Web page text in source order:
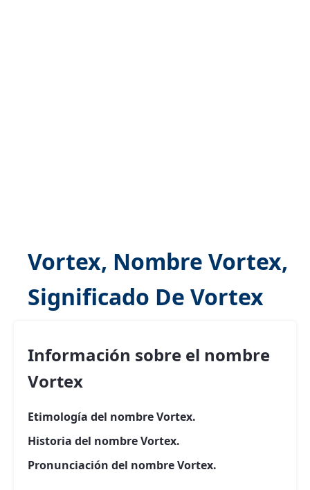
Vortex, Nombre Vortex,
Significado De Vortex
Información sobre el nombre
Vortex
Etimología del nombre Vortex.
Historia del nombre Vortex.
Pronunciación del nombre Vortex.